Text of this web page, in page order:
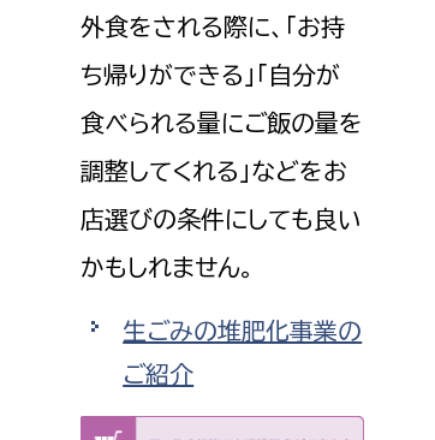
外食をされる際に、「お持
ち帰りができる」「自分が
食べられる量にご飯の量を
調整してくれる」などをお
店選びの条件にしても良い
かもしれません。
生ごみの堆肥化事業の
ご紹介